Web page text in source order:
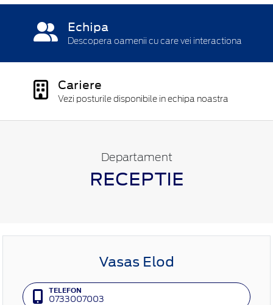
Echipa
Descopera oamenii cu care vei interactiona
Cariere
Vezi posturile disponibile in echipa noastra
Departament
RECEPTIE
Vasas Elod
TELEFON
0733007003